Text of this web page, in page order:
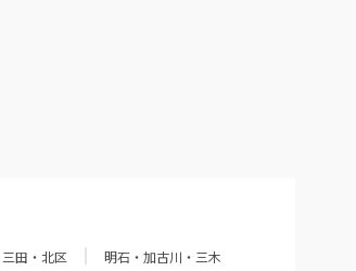
三田・北区
明石・加古川・三木